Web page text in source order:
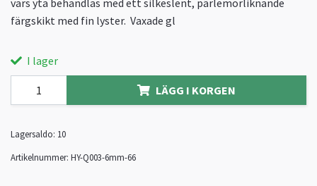
vars yta behandlas med ett silkeslent, pärlemorliknande
färgskikt med fin lyster. Vaxade gl
I lager
LÄGG I KORGEN
Lagersaldo: 10
Artikelnummer: HY-Q003-6mm-66